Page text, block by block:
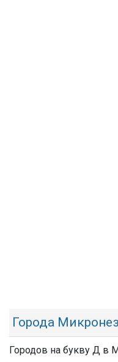
Города
Городов на букву Д в